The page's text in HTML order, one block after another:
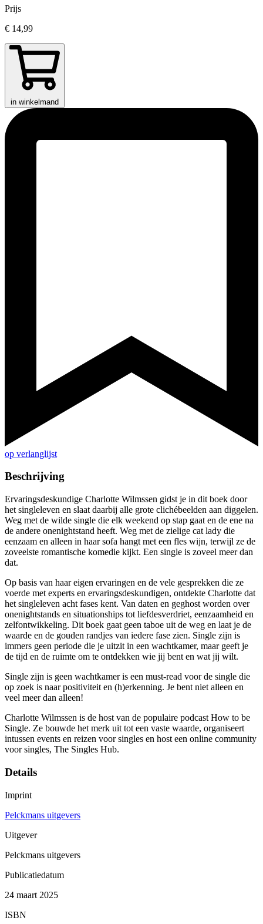
Prijs
€ 14,99
in winkelmand
op verlanglijst
Beschrijving
Ervaringsdeskundige Charlotte Wilmssen gidst je in dit boek door
het singleleven en slaat daarbij alle grote clichébeelden aan diggelen.
Weg met de wilde single die elk weekend op stap gaat en de ene na
de andere onenightstand heeft. Weg met de zielige cat lady die
eenzaam en alleen in haar sofa hangt met een fles wijn, terwijl ze de
zoveelste romantische komedie kijkt. Een single is zoveel meer dan
dat.
Op basis van haar eigen ervaringen en de vele gesprekken die ze
voerde met experts en ervaringsdeskundigen, ontdekte Charlotte dat
het singleleven acht fases kent. Van daten en geghost worden over
onenightstands en situationships tot liefdesverdriet, eenzaamheid en
zelfontwikkeling. Dit boek gaat geen taboe uit de weg en laat je de
waarde en de gouden randjes van iedere fase zien. Single zijn is
immers geen periode die je uitzit in een wachtkamer, maar geeft je
de tijd en de ruimte om te ontdekken wie jij bent en wat jij wilt.
Single zijn is geen wachtkamer is een must-read voor de single die
op zoek is naar positiviteit en (h)erkenning. Je bent niet alleen en
veel meer dan alleen!
Charlotte Wilmssen is de host van de populaire podcast How to be
Single. Ze bouwde het merk uit tot een vaste waarde, organiseert
intussen events en reizen voor singles en host een online community
voor singles, The Singles Hub.
Details
Imprint
Pelckmans uitgevers
Uitgever
Pelckmans uitgevers
Publicatiedatum
24 maart 2025
ISBN